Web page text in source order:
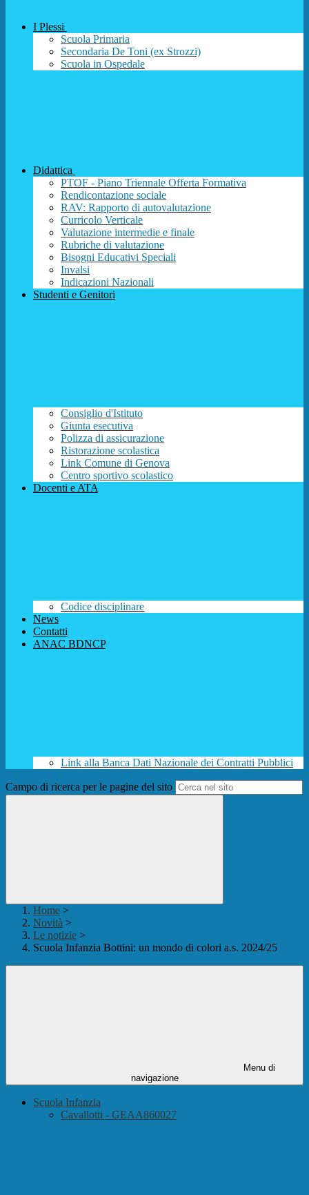
I Plessi
Scuola Primaria
Secondaria De Toni (ex Strozzi)
Scuola in Ospedale
Didattica
PTOF - Piano Triennale Offerta Formativa
Rendicontazione sociale
RAV: Rapporto di autovalutazione
Curricolo Verticale
Valutazione intermedie e finale
Rubriche di valutazione
Bisogni Educativi Speciali
Invalsi
Indicazioni Nazionali
Studenti e Genitori
Consiglio d'Istituto
Giunta esecutiva
Polizza di assicurazione
Ristorazione scolastica
Link Comune di Genova
Centro sportivo scolastico
Docenti e ATA
Codice disciplinare
News
Contatti
ANAC BDNCP
Link alla Banca Dati Nazionale dei Contratti Pubblici
Campo di ricerca per le pagine del sito
Home >
Novità >
Le notizie >
Scuola Infanzia Bottini: un mondo di colori a.s. 2024/25
Menu di
navigazione
Scuola Infanzia
Cavallotti - GEAA860027